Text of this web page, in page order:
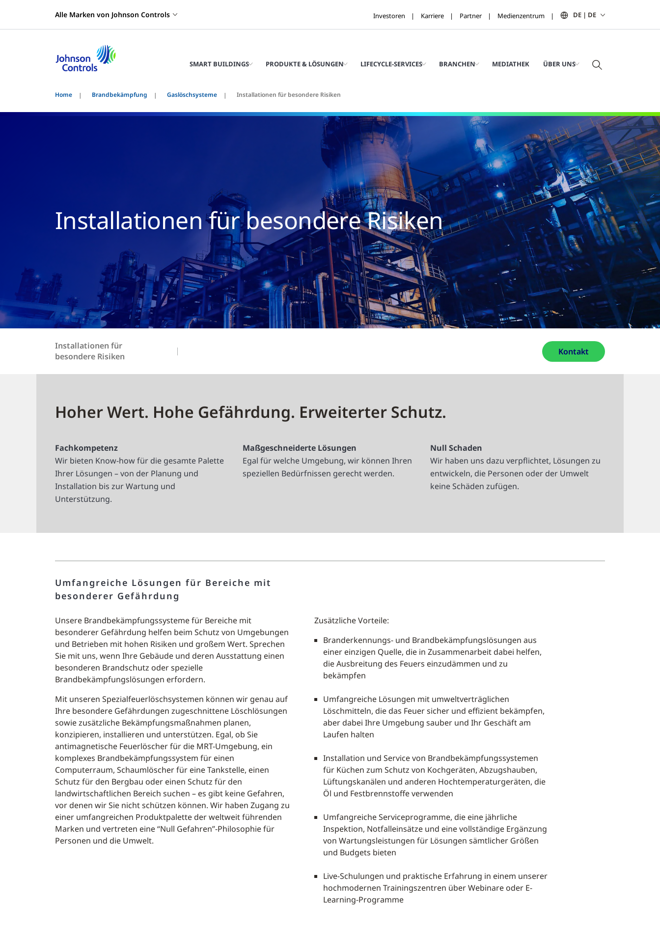
Alle Marken von Johnson Controls Investoren Karriere Partner Medienzentrum DE | DE
SMART BUILDINGS PRODUKTE & LÖSUNGEN LIFECYCLE-SERVICES BRANCHEN MEDIATHEK ÜBER UNS
Home Brandbekämpfung Gaslöschsysteme Installationen für besondere Risiken
Installationen für besondere Risiken
Installationen für
besondere Risiken
Kontakt
Hoher Wert. Hohe Gefährdung. Erweiterter Schutz.
Fachkompetenz
Wir bieten Know-how für die gesamte Palette
Ihrer Lösungen – von der Planung und
Installation bis zur Wartung und
Unterstützung.
Maßgeschneiderte Lösungen
Egal für welche Umgebung, wir können Ihren
speziellen Bedürfnissen gerecht werden.
Null Schaden
Wir haben uns dazu verpflichtet, Lösungen zu
entwickeln, die Personen oder der Umwelt
keine Schäden zufügen.
Umfangreiche Lösungen für Bereiche mit
besonderer Gefährdung
Unsere Brandbekämpfungssysteme für Bereiche mit
besonderer Gefährdung helfen beim Schutz von Umgebungen
und Betrieben mit hohen Risiken und großem Wert. Sprechen
Sie mit uns, wenn Ihre Gebäude und deren Ausstattung einen
besonderen Brandschutz oder spezielle
Brandbekämpfungslösungen erfordern.
Mit unseren Spezialfeuerlöschsystemen können wir genau auf
Ihre besondere Gefährdungen zugeschnittene Löschlösungen
sowie zusätzliche Bekämpfungsmaßnahmen planen,
konzipieren, installieren und unterstützen. Egal, ob Sie
antimagnetische Feuerlöscher für die MRT-Umgebung, ein
komplexes Brandbekämpfungssystem für einen
Computerraum, Schaumlöscher für eine Tankstelle, einen
Schutz für den Bergbau oder einen Schutz für den
landwirtschaftlichen Bereich suchen – es gibt keine Gefahren,
vor denen wir Sie nicht schützen können. Wir haben Zugang zu
einer umfangreichen Produktpalette der weltweit führenden
Marken und vertreten eine “Null Gefahren”-Philosophie für
Personen und die Umwelt.
Zusätzliche Vorteile:
Branderkennungs- und Brandbekämpfungslösungen aus
einer einzigen Quelle, die in Zusammenarbeit dabei helfen,
die Ausbreitung des Feuers einzudämmen und zu
bekämpfen
Umfangreiche Lösungen mit umweltverträglichen
Löschmitteln, die das Feuer sicher und effizient bekämpfen,
aber dabei Ihre Umgebung sauber und Ihr Geschäft am
Laufen halten
Installation und Service von Brandbekämpfungssystemen
für Küchen zum Schutz von Kochgeräten, Abzugshauben,
Lüftungskanälen und anderen Hochtemperaturgeräten, die
Öl und Festbrennstoffe verwenden
Umfangreiche Serviceprogramme, die eine jährliche
Inspektion, Notfalleinsätze und eine vollständige Ergänzung
von Wartungsleistungen für Lösungen sämtlicher Größen
und Budgets bieten
Live-Schulungen und praktische Erfahrung in einem unserer
hochmodernen Trainingszentren über Webinare oder E-
Learning-Programme